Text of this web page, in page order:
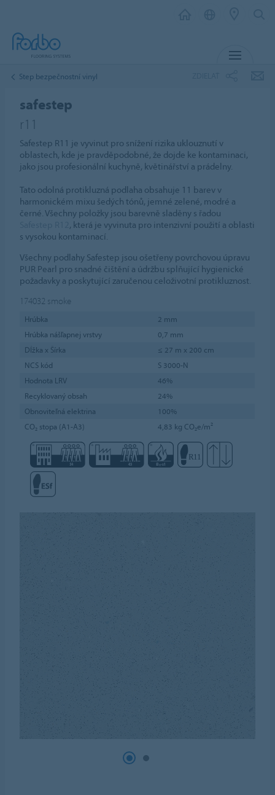
Step bezpečnostní vinyl
safestep
r11
Safestep R11 je vyvinut pro snížení rizika uklouznutí v
oblastech, kde je pravděpodobné, že dojde ke kontaminaci,
jako jsou profesionální kuchyně, květinářství a prádelny.
Tato odolná protikluzná podlaha obsahuje 11 barev v
harmonickém mixu šedých tónů, jemné zelené, modré a
černé. Všechny položky jsou barevně sladěny s řadou
, která je vyvinuta pro intenzivní použití a oblasti
s vysokou kontaminací.
Všechny podlahy Safestep jsou ošetřeny povrchovou úpravu
PUR Pearl pro snadné čištění a údržbu splňující hygienické
požadavky a poskytující zaručenou celoživotní protikluznost.
174032 smoke
Hrúbka
2 mm
Hrúbka nášľapnej vrstvy
0,7 mm
Dĺžka x Šírka
≤ 27 m x 200 cm
NCS kód
S 3000-N
Hodnota LRV
46%
Recyklovaný obsah
24%
Obnoviteľná elektrina
100%
CO₂ stopa (A1-A3)
4,83 kg CO₂e/m²